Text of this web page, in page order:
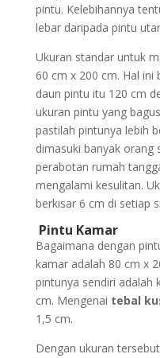
pintu. Kelebihannya
lebar daripada pintu
Ukuran standar untuk
60 cm x 200 cm. Hal ini
daun pintu itu 120 cm
ukuran pintu yang
pastilah pintunya lebih
dimasuki banyak orang
perabotan rumah
mengalami kesulitan.
berkisar 6 cm di setiap
Pintu Kamar
Bagaimana dengan
kamar adalah 80 cm x
pintunya sendiri adalah
cm. Mengenai tebal
1,5 cm.
Dengan ukuran